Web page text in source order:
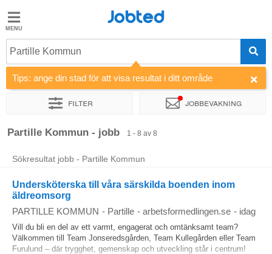
Jobted
Jobb
Löner
Jobted
Partille Kommun
Tips: ange din stad för att visa resultat i ditt område
Filter Jobbevakning
Sortera efter Företag
Partille Kommun - jobb 1 - 8 av 8
Sökresultat jobb - Partille Kommun
Undersköterska till våra särskilda boenden inom
äldreomsorg
PARTILLE KOMMUN - Partille - arbetsformedlingen.se - idag
Vill du bli en del av ett varmt, engagerat och omtänksamt team?
Välkommen till Team Jonseredsgården, Team Kullegården eller Team
Furulund – där trygghet, gemenskap och utveckling står i centrum!